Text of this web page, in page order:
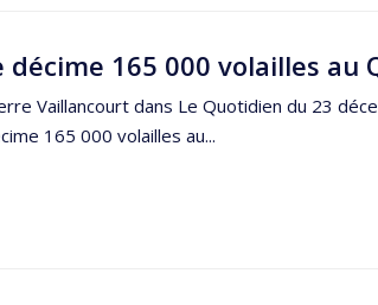
165 000 volailles au
Vaillancourt dans Le Quotidien du 23
165 000 volailles au...